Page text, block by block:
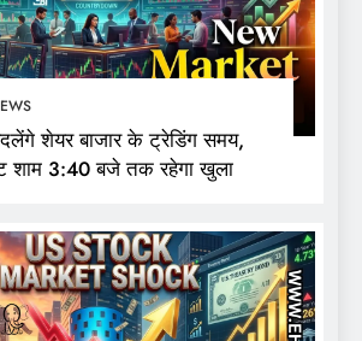
शेयर बाजार के ट्रेडिंग समय,
शाम 3:40 बजे तक रहेगा खुला